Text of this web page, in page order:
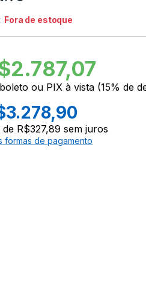
Fora de estoque
2.787,07
ou PIX à vista (15% de
3.278,90
de R$327,89 sem juros
formas de pagamento